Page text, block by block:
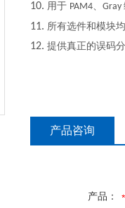
10. 用于 PAM4、 Gray
11. 所有选件和模块
12. 提供真正的误码
产品咨询
产品：